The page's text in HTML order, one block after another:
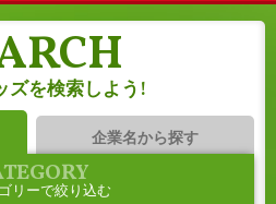
ズを検索しよう!
企業名から探す
リーで絞り込む